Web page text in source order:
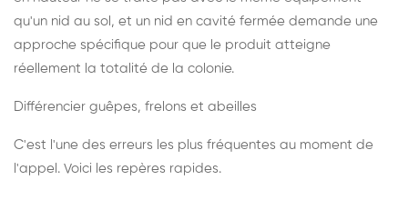
qu'un nid au sol, et un nid en cavité fermée demande une
approche spécifique pour que le produit atteigne
réellement la totalité de la colonie.
Différencier guêpes, frelons et abeilles
C'est l'une des erreurs les plus fréquentes au moment de
l'appel. Voici les repères rapides.